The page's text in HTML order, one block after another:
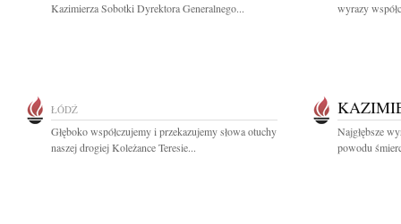
Kazimierza Sobotki Dyrektora Generalnego...
wyrazy
ŁÓDŹ
Głęboko współczujemy i przekazujemy słowa otuchy
naszej drogiej Koleżance Teresie...
Najgłębsze
powodu